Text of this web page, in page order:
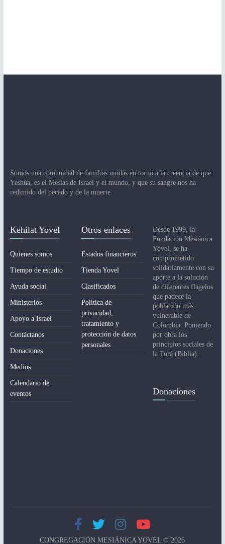
Somos una comunidad de familias unidas en torno a la creencia de que
Yeshúa, es el Mesías de Israel y el mundo, y que su sangre nos ha
redimido del pecado y de la muerte.
Kehilat Yovel
Quienes somos
Tiempo de estudio
Ayuda social
Ministerios
Apoyo a Israel
Contáctanos
Donaciones
Medios
Calendario de
eventos
Otros enlaces
Estados financieros
Tienda Yovel
Clasificados
Política de
privacidad,
tratamiento y
protección de datos
personales
Desde 1999, la
Fundación Mesiánica
Yovel, se ha
comprometido
solidariamente con su
aporte a la solución
de diferentes flagelos
que padece la
población más
vulnerable de
Colombia. Poniendo
por obra los
principios sociales de
la Torá (Biblia).
Donaciones
CONGREGACIÓN MESIÁNICA YOVEL © 2026